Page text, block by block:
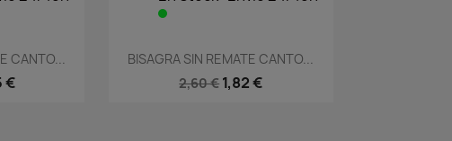
CANTO...
€
Vista rápida
BISAGRA SIN REMATE CANTO...
2,60 € 1,82 €